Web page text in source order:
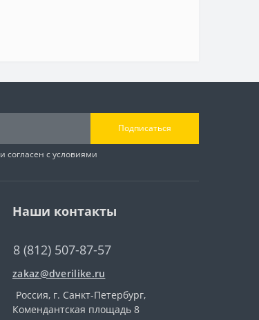
Подписаться
и согласен с условиями
Наши контакты
8 (812) 507-87-57
zakaz@dverilike.ru
Россия, г. Санкт-Петербург,
Комендантская площадь 8